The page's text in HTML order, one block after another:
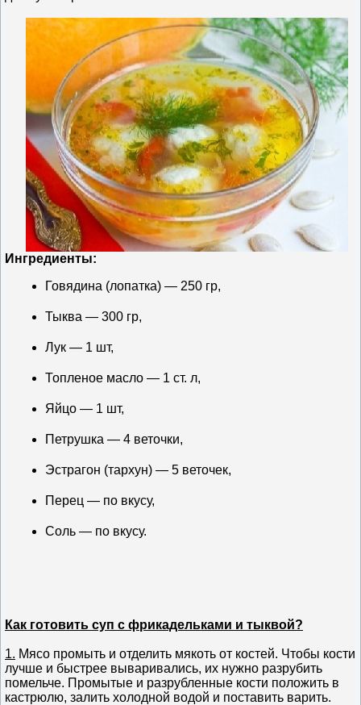
Ингредиенты:
Говядина (лопатка) — 250 гр,
Тыква — 300 гр,
Лук — 1 шт,
Топленое масло — 1 ст. л,
Яйцо — 1 шт,
Петрушка — 4 веточки,
Эстрагон (тархун) — 5 веточек,
Перец — по вкусу,
Соль — по вкусу.
Как готовить суп с фрикадельками и тыквой?
1. Мясо промыть и отделить мякоть от костей. Чтобы кости
лучше и быстрее вываривались, их нужно разрубить
помельче. Промытые и разрубленные кости положить в
кастрюлю, залить холодной водой и поставить варить.